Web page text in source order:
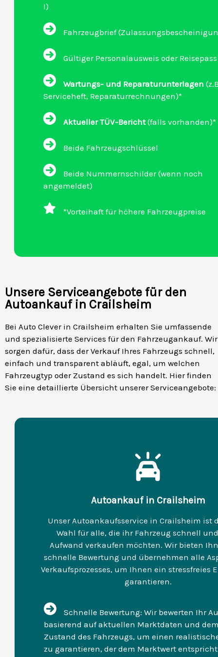
I)
Fahrzeugbrief
Gültiger Personalausweis oder Reisepass
Wartungs- und Reparaturunterlagen
Serviceheft, Reparaturrechnungen)*
Aktueller TÜV-Bericht(falls vorhanden)*
Beide Fahrzeugschlüssel
Beide Nummernschilder (wenn noch
angemeldet)
*Vorteihaft für höhere Fahrzeugpreise
Unsere Serviceangebote für den
Autoankauf in Crailsheim
Bei Auto Clever in Crailsheim erhalten Sie umfassende
und spezialisierte Services für den Fahrzeugankauf. Wir
sorgen dafür, dass der Verkauf Ihres Fahrzeugs schnell,
einfach und transparent abläuft, egal, um welchen
Fahrzeugtyp oder Zustand es sich handelt. Hier finden
Sie eine detaillierte Übersicht unserer Serviceangebote:
Autoankauf in Crailsheim
Unser Autoankaufsservice in Crailsheim ist
Wahl für alle, die ihr Fahrzeug schnell
Aufwand verkaufen möchten. Wir bieten
schnelle Bewertung und übernehmen alle
Verkaufsprozesses, um Ihnen ein stressfreies
garantieren.
Schnelle Bewertung: Wir bewerten Ihr
basierend auf aktuellen Marktdaten und
Zustand des Fahrzeugs, um einen
zu garantieren, der dem Marktwert